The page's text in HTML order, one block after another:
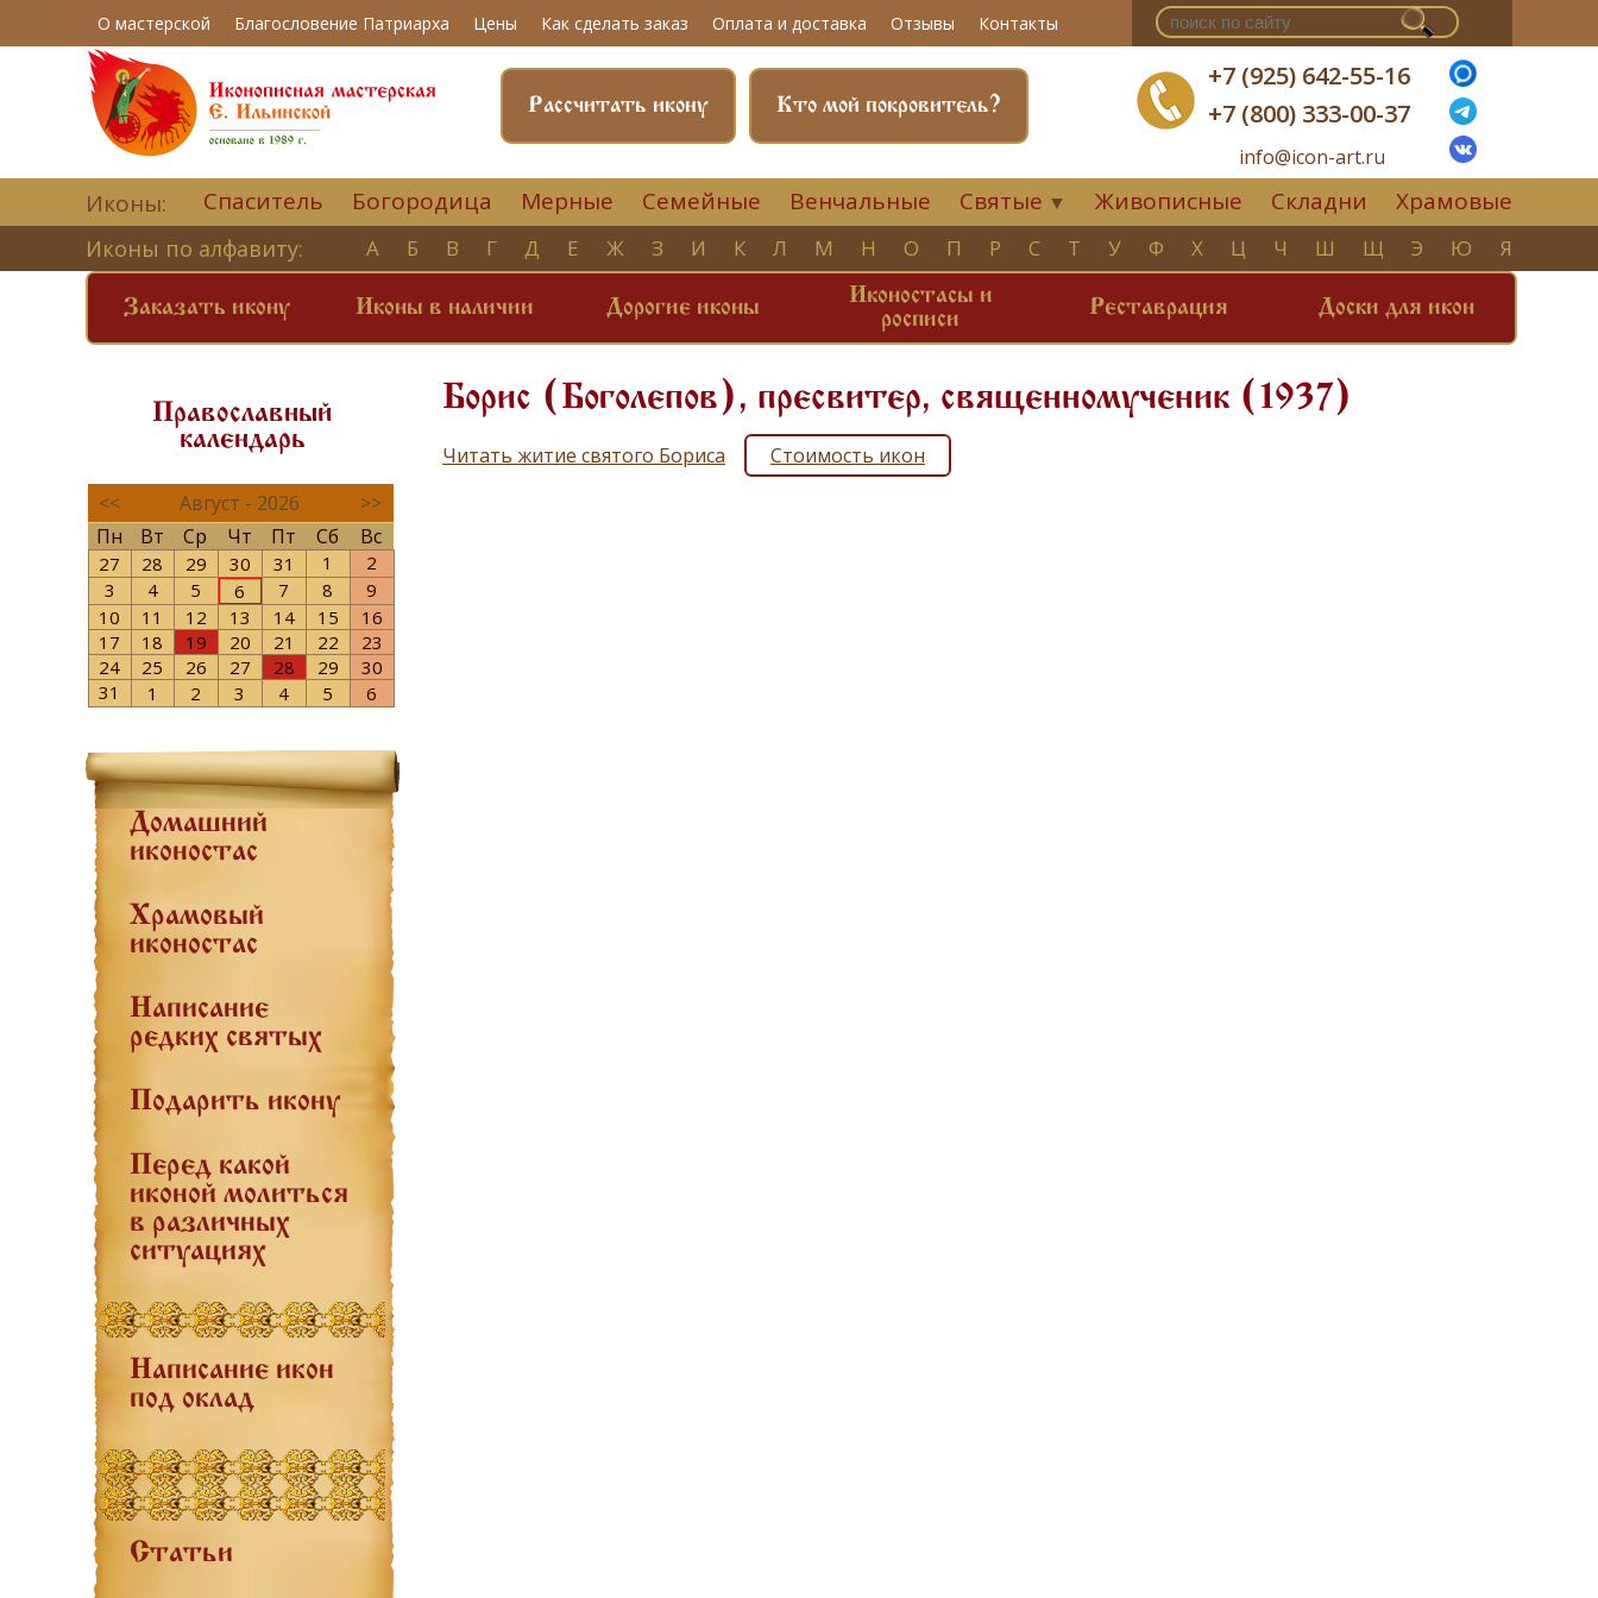
О мастерской Благословение Патриарха Цены Как сделать заказ Оплата и доставка Отзывы Контакты
+7 (925) 642-55-16
+7 (800) 333-00-37
info@icon-art.ru
Кто мой покровитель?
Рассчитать икону
Иконы: Спаситель Богородица Мерные Семейные Венчальные Святые ▼ Живописные Складни Храмовые
Иконы по алфавиту: А Б В Г Д Е Ж З И К Л М Н О П Р С Т У Ф Х Ц Ч Ш Щ Э Ю Я
Заказать икону Иконы в наличии Дорогие иконы
Иконостасы и
росписи
Реставрация Доски для икон
Православный
календарь
<< Август - 2026
>>
Пн
Вт Ср Чт Пт Сб Вс
27 28 29 30 31 1
2
3
4 5 6 7 8
9
10
11 12 13 14 15
16
17
18 19 20 21 22
23
24
25 26 27 28 29
30
31
1 2 3 4 5 6
Домашний
иконостас
Храмовый
иконостас
Написание
редких святых
Подарить икону
Перед какой
иконой молиться
в различных
ситуациях
Написание икон
под оклад
Статьи
Борис (Боголепов), пресвитер, священномученик (1937)
Читать житие святого Бориса Стоимость икон